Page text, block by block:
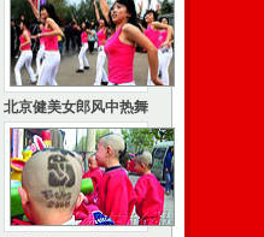
北京健美女郎风中热舞